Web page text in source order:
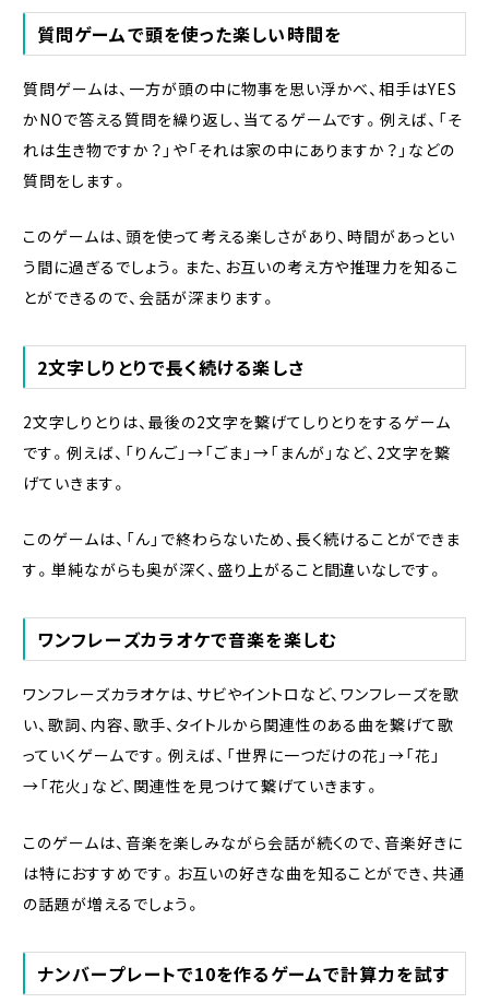
質問ゲームで頭を使った楽しい時間を
質問ゲームは、一方が頭の中に物事を思い浮かべ、相手はYES
かNOで答える質問を繰り返し、当てるゲームです。例えば、「そ
れは生き物ですか？」や「それは家の中にありますか？」などの
質問をします。
このゲームは、頭を使って考える楽しさがあり、時間があっとい
う間に過ぎるでしょう。また、お互いの考え方や推理力を知るこ
とができるので、会話が深まります。
2文字しりとりで長く続ける楽しさ
2文字しりとりは、最後の2文字を繋げてしりとりをするゲーム
です。例えば、「りんご」→「ごま」→「まんが」など、2文字を繋
げていきます。
このゲームは、「ん」で終わらないため、長く続けることができま
す。単純ながらも奥が深く、盛り上がること間違いなしです。
ワンフレーズカラオケで音楽を楽しむ
ワンフレーズカラオケは、サビやイントロなど、ワンフレーズを歌
い、歌詞、内容、歌手、タイトルから関連性のある曲を繋げて歌
っていくゲームです。例えば、「世界に一つだけの花」→「花」
→「花火」など、関連性を見つけて繋げていきます。
このゲームは、音楽を楽しみながら会話が続くので、音楽好きに
は特におすすめです。お互いの好きな曲を知ることができ、共通
の話題が増えるでしょう。
ナンバープレートで10を作るゲームで計算力を試す